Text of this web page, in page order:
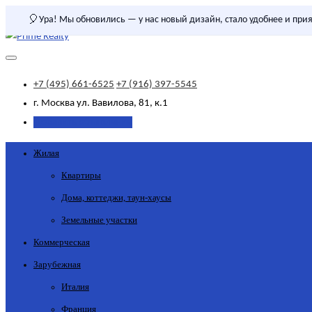
🎈 Ура! Мы обновились — у нас новый дизайн, стало удобнее и
+7 (495) 661-6525 +7 (916) 397-5545
г. Москва ул. Вавилова, 81, к.1
Жилая
Квартиры
Дома, коттеджи, таун-хаусы
Земельные участки
Коммерческая
Зарубежная
Италия
Франция